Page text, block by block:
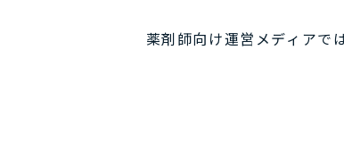
薬剤師向け運営メディアで